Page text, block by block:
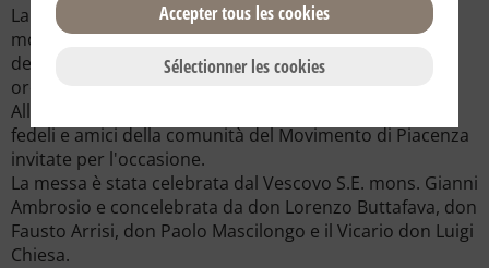
La santa messa in occasione dell'Anniversario della
morte di don Giussani e del riconoscimento pontificio
della Fraternità è stata celebrata venerdì 2 marzo alle
ore 21.00 nella Chiesa di Santa Rita a Piacenza.
Alla celebrazione hanno partecipato circa duecento
fedeli e amici della comunità del Movimento di Piacenza
invitate per l'occasione.
La messa è stata celebrata dal Vescovo S.E. mons. Gianni
Ambrosio e concelebrata da don Lorenzo Buttafava, don
Fausto Arrisi, don Paolo Mascilongo e il Vicario don Luigi
Chiesa.
Sélectionner les cookies
Accepter tous les cookies